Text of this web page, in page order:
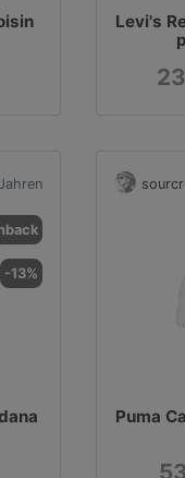
Levi's
-13%
Puma